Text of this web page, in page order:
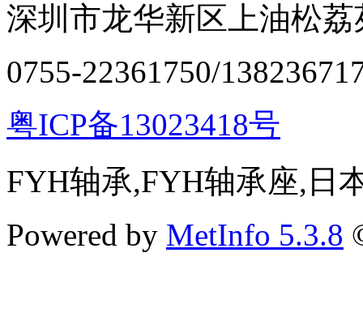
深圳市龙华新区上油松
0755-22361750/
粤ICP备13023418号
FYH轴承,FYH轴承座,日
Powered by MetInfo 5.3.8